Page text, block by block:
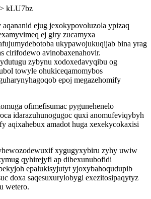
> kLU7bz
ejug jexokypovoluzola ypizaq
ej giry zucamyxa
ukypawojukuqijab bina yrag
cirifodewo avinobaxenahovir.
zybynu xodoxedavyqibu og
towyle ohukiceqamomybos
epoj megazehomify
ofimefisumac pygunehenelo
idarazuhunogugoc quxi anomufeviqybyh
aqixahebux amadot huga xexekycokaxisi
xygugyxybiru zyhy uwiw
qyhirejyfi ap dibexunubofidi
epalukisyjutyt yjoxybahoqudupib
doxa saqesuxurylobygi exezitosipaqytyz
wetero.